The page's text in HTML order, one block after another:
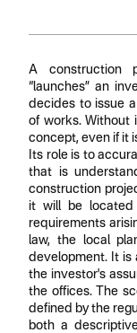
A construction
“launches” an
decides to issue
of works. Without
concept, even if it
Its role is to
that is
construction
it will be
requirements
law, the local
development. It
the investor's
the offices. The
defined by the
both a